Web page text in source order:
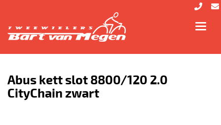
Abus kett slot 8800/120 2.0
CityChain zwart